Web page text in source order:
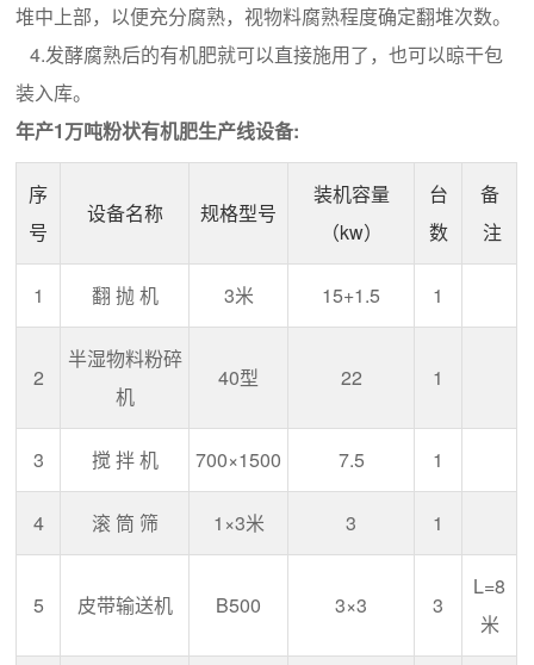
堆中上部，以便充分腐熟，视物料腐熟程度确定翻堆次数。
4.发酵腐熟后的有机肥就可以直接施用了，也可以晾干包
装入库。
年产1万吨粉状有机肥生产线设备:
序
号
设备名称 规格型号
装机容量
（kw）
台
数
备
注
1 翻 抛 机 3米 15+1.5 1
2
半湿物料粉碎
机
40型 22 1
3 搅 拌 机 700×1500 7.5 1
4 滚 筒 筛 1×3米 3 1
5 皮带输送机 B500 3×3 3
L=8
米